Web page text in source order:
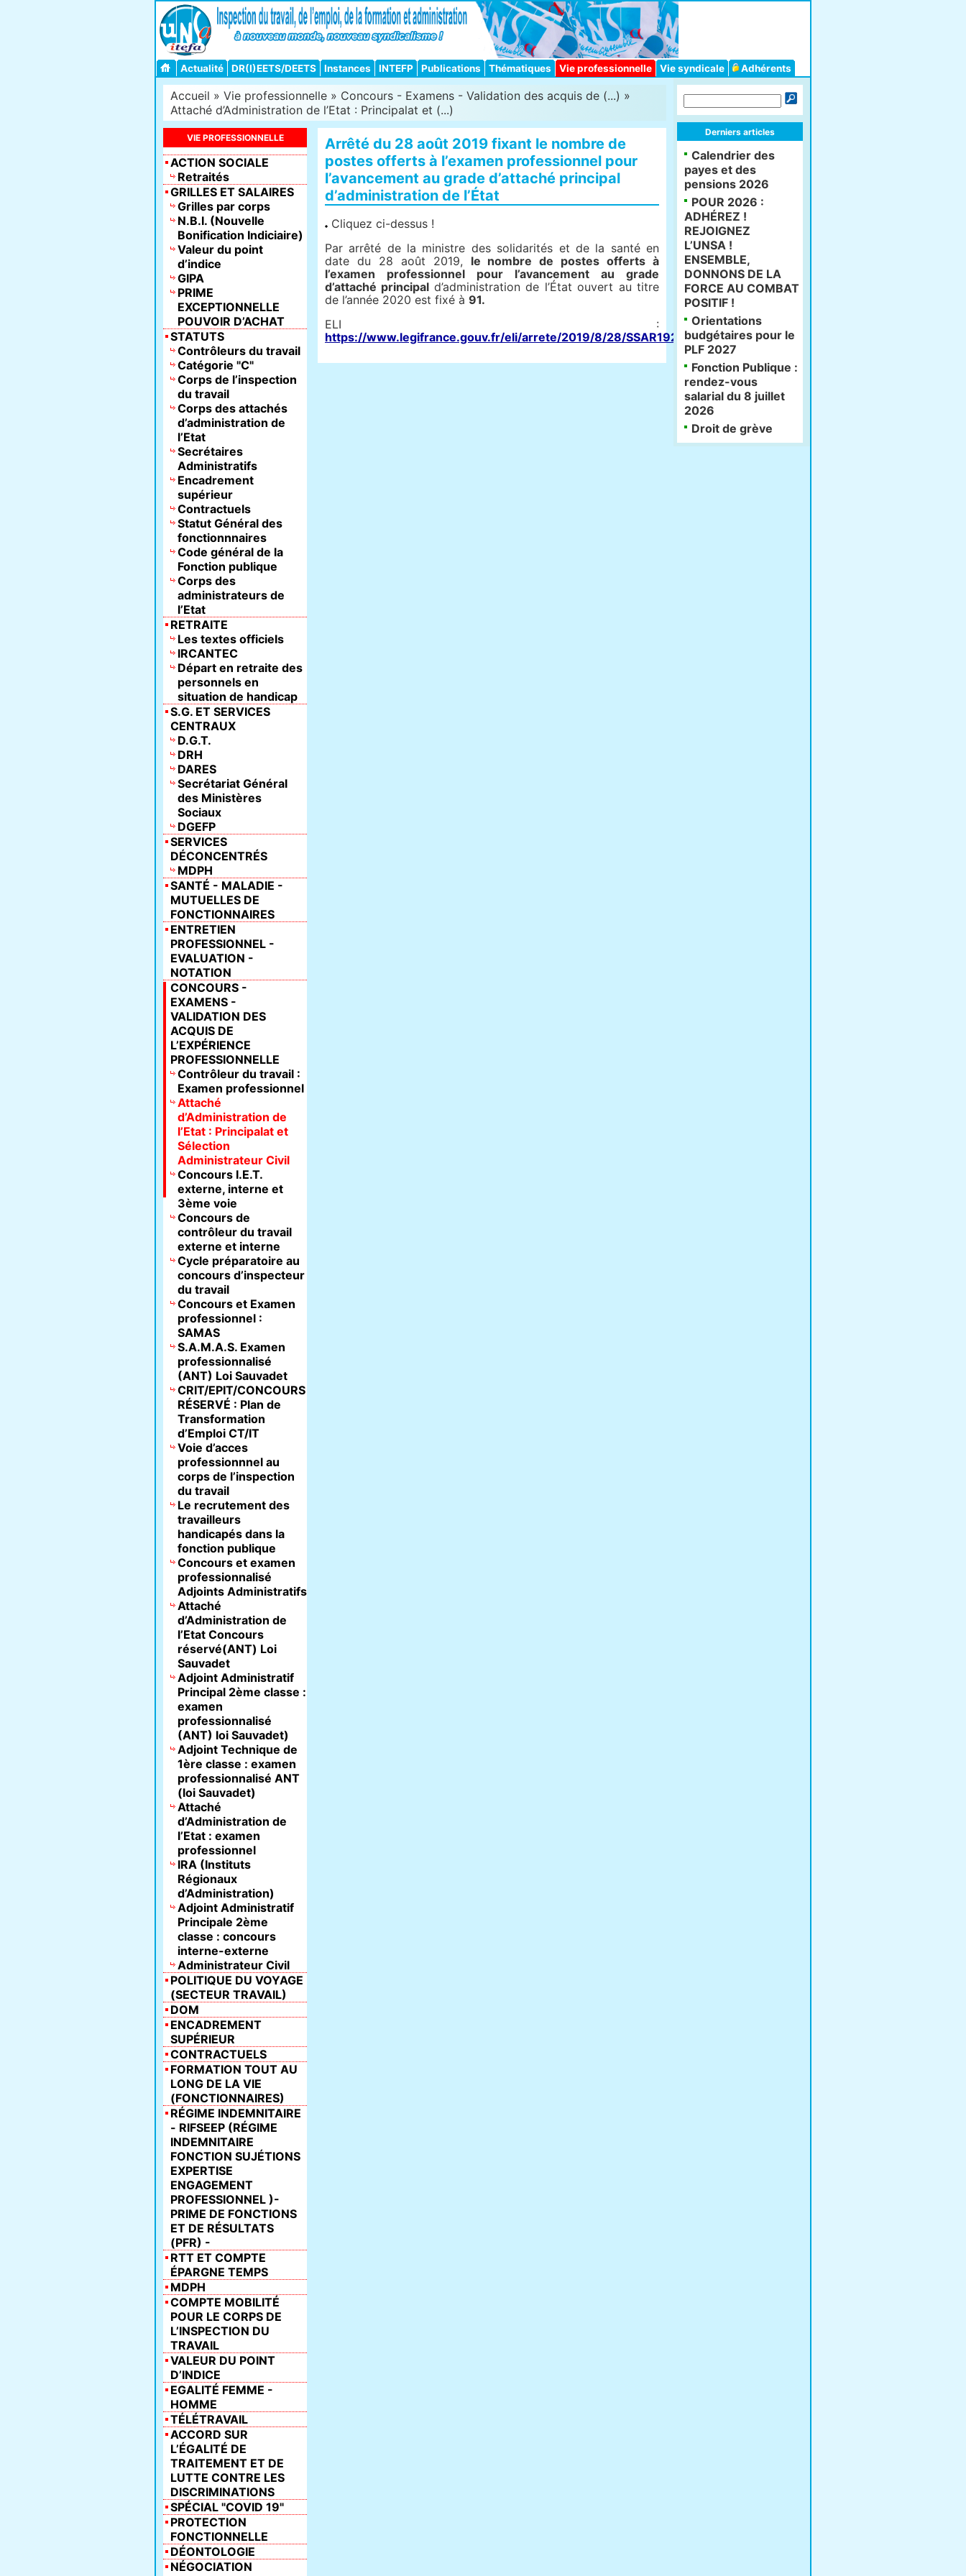
Actualité DR(I)EETS/DEETS Instances INTEFP Publications Thématiques Vie professionnelle Vie syndicale Adhérents
Accueil » Vie professionnelle » Concours - Examens - Validation des acquis de (...) »
Attaché d’Administration de l’Etat : Principalat et (...)
Arrêté du 28 août 2019 fixant le nombre de
postes offerts à l’examen professionnel pour
l’avancement au grade d’attaché principal
d’administration de l’État
Cliquez ci-dessus !
Par arrêté de la ministre des solidarités et de la santé en
date du 28 août 2019, le nombre de postes offerts à
l’examen professionnel pour l’avancement au grade
d’attaché principal d’administration de l’État ouvert au titre
de l’année 2020 est fixé à 91.
ELI :
https://www.legifrance.gouv.fr/eli/arrete/2019/8/28/SSAR1924374A/jo/texte
VIE PROFESSIONNELLE
ACTION SOCIALE
Retraités
GRILLES ET SALAIRES
Grilles par corps
N.B.I. (Nouvelle
Bonification Indiciaire)
Valeur du point
d’indice
GIPA
PRIME
EXCEPTIONNELLE
POUVOIR D’ACHAT
STATUTS
Contrôleurs du travail
Catégorie "C"
Corps de l’inspection
du travail
Corps des attachés
d’administration de
l’Etat
Secrétaires
Administratifs
Encadrement
supérieur
Contractuels
Statut Général des
fonctionnnaires
Code général de la
Fonction publique
Corps des
administrateurs de
l’Etat
RETRAITE
Les textes officiels
IRCANTEC
Départ en retraite des
personnels en
situation de handicap
S.G. ET SERVICES
CENTRAUX
D.G.T.
DRH
DARES
Secrétariat Général
des Ministères
Sociaux
DGEFP
SERVICES
DÉCONCENTRÉS
MDPH
SANTÉ - MALADIE -
MUTUELLES DE
FONCTIONNAIRES
ENTRETIEN
PROFESSIONNEL -
EVALUATION -
NOTATION
CONCOURS -
EXAMENS -
VALIDATION DES
ACQUIS DE
L’EXPÉRIENCE
PROFESSIONNELLE
Contrôleur du travail :
Examen professionnel
Attaché
d’Administration de
l’Etat : Principalat et
Sélection
Administrateur Civil
Concours I.E.T.
externe, interne et
3ème voie
Concours de
contrôleur du travail
externe et interne
Cycle préparatoire au
concours d’inspecteur
du travail
Concours et Examen
professionnel :
SAMAS
S.A.M.A.S. Examen
professionnalisé
(ANT) Loi Sauvadet
CRIT/EPIT/CONCOURS
RÉSERVÉ : Plan de
Transformation
d’Emploi CT/IT
Voie d’acces
professionnnel au
corps de l’inspection
du travail
Le recrutement des
travailleurs
handicapés dans la
fonction publique
Concours et examen
professionnalisé
Adjoints Administratifs
Attaché
d’Administration de
l’Etat Concours
réservé(ANT) Loi
Sauvadet
Adjoint Administratif
Principal 2ème classe :
examen
professionnalisé
(ANT) loi Sauvadet)
Adjoint Technique de
1ère classe : examen
professionnalisé ANT
(loi Sauvadet)
Attaché
d’Administration de
l’Etat : examen
professionnel
IRA (Instituts
Régionaux
d’Administration)
Adjoint Administratif
Principale 2ème
classe : concours
interne-externe
Administrateur Civil
POLITIQUE DU VOYAGE
(SECTEUR TRAVAIL)
DOM
ENCADREMENT
SUPÉRIEUR
CONTRACTUELS
FORMATION TOUT AU
LONG DE LA VIE
(FONCTIONNAIRES)
RÉGIME INDEMNITAIRE
- RIFSEEP (RÉGIME
INDEMNITAIRE
FONCTION SUJÉTIONS
EXPERTISE
ENGAGEMENT
PROFESSIONNEL )-
PRIME DE FONCTIONS
ET DE RÉSULTATS
(PFR) -
RTT ET COMPTE
ÉPARGNE TEMPS
MDPH
COMPTE MOBILITÉ
POUR LE CORPS DE
L’INSPECTION DU
TRAVAIL
VALEUR DU POINT
D’INDICE
EGALITÉ FEMME -
HOMME
TÉLÉTRAVAIL
ACCORD SUR
L’ÉGALITÉ DE
TRAITEMENT ET DE
LUTTE CONTRE LES
DISCRIMINATIONS
SPÉCIAL "COVID 19"
PROTECTION
FONCTIONNELLE
DÉONTOLOGIE
NÉGOCIATION
Derniers articles
Calendrier des
payes et des
pensions 2026
POUR 2026 :
ADHÉREZ !
REJOIGNEZ
L’UNSA !
ENSEMBLE,
DONNONS DE LA
FORCE AU COMBAT
POSITIF !
Orientations
budgétaires pour le
PLF 2027
Fonction Publique :
rendez-vous
salarial du 8 juillet
2026
Droit de grève